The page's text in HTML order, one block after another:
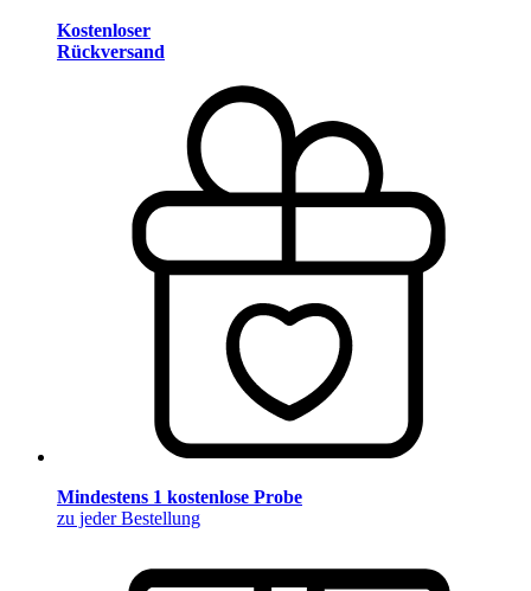
Kostenloser
Rückversand
Mindestens 1 kostenlose Probe
zu jeder Bestellung